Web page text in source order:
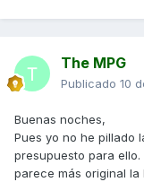
The MPG
Publicado 10
Buenas noches,
Pues yo no he pillado
presupuesto para
parece más original la